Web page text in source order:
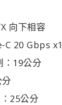
向下相容
C 20 Gbps
：19公分
25公分